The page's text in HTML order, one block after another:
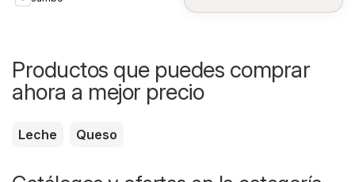
Productos que puedes comprar
ahora a mejor precio
Leche Queso